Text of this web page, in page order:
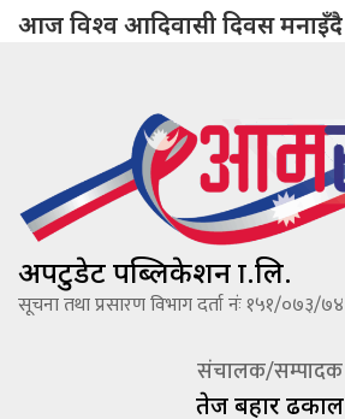
आज विश्व आदिवासी दिवस मनाइँदै
अपटुडेट पब्लिकेशन प्रा.लि.
सूचना तथा प्रसारण विभाग दर्ता नंः १५१/०७३/७४
संचालक/सम्पादक
तेज बहादूर ढकाल